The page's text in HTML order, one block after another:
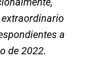
a
de 2022.